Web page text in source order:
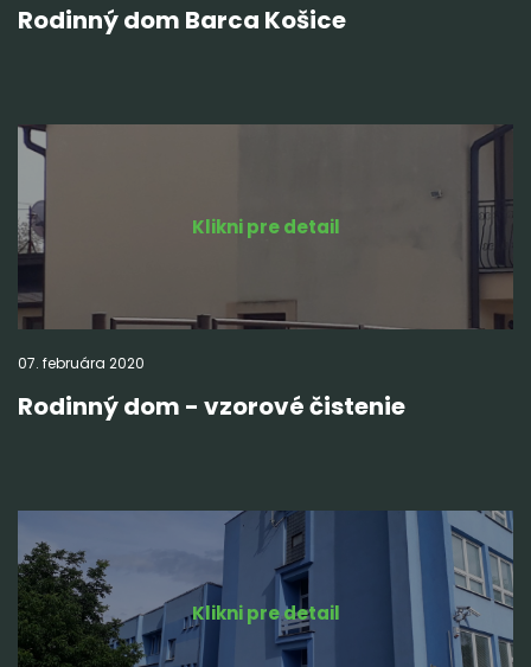
Rodinný dom Barca Košice
Klikni pre detail
07. februára 2020
Rodinný dom - vzorové čistenie
Klikni pre detail